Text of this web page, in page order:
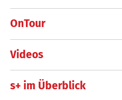
OnTour
Videos
s+ im Überblick